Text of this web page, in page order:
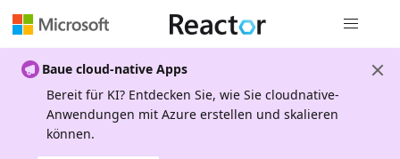
Baue cloud-native Apps
Bereit für KI? Entdecken Sie, wie Sie cloudnative-
Anwendungen mit Azure erstellen und skalieren
können.